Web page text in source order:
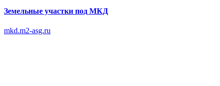
Земельные участки под МКД
mkd.m2-asg.ru